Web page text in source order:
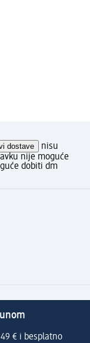
dostave
nisu
nije moguće
dobiti dm
49 € i besplatno